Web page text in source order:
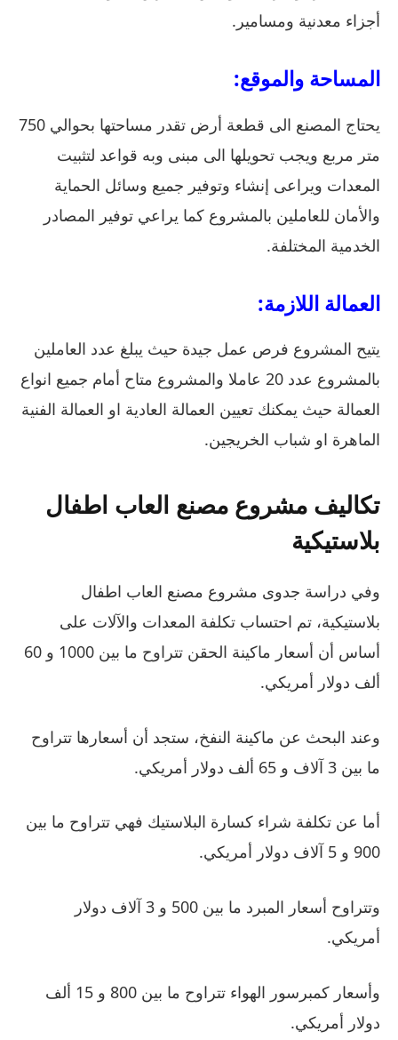
أجزاء معدنية ومسامير.
المساحة والموقع:
يحتاج المصنع الى قطعة أرض تقدر مساحتها بحوالي 750
متر مربع ويجب تحويلها الى مبنى وبه قواعد لتثبيت
المعدات ويراعى إنشاء وتوفير جميع وسائل الحماية
والأمان للعاملين بالمشروع كما يراعي توفير المصادر
الخدمية المختلفة.
العمالة اللازمة:
يتيح المشروع فرص عمل جيدة حيث يبلغ عدد العاملين
بالمشروع عدد 20 عاملا والمشروع متاح أمام جميع انواع
العمالة حيث يمكنك تعيين العمالة العادية او العمالة الفنية
الماهرة او شباب الخريجين.
تكاليف مشروع مصنع العاب اطفال
بلاستيكية
وفي دراسة جدوى مشروع مصنع العاب اطفال
بلاستيكية، تم احتساب تكلفة المعدات والآلات على
أساس أن أسعار ماكينة الحقن تتراوح ما بين 1000 و 60
ألف دولار أمريكي.
وعند البحث عن ماكينة النفخ، ستجد أن أسعارها تتراوح
ما بين 3 آلاف و 65 ألف دولار أمريكي.
أما عن تكلفة شراء كسارة البلاستيك فهي تتراوح ما بين
900 و 5 آلاف دولار أمريكي.
وتتراوح أسعار المبرد ما بين 500 و 3 آلاف دولار
أمريكي.
وأسعار كمبرسور الهواء تتراوح ما بين 800 و 15 ألف
دولار أمريكي.